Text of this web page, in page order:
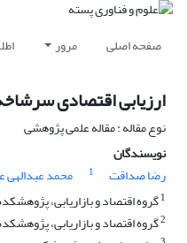
صفحه اصلی مرور
ارزیابی اقتصادی
نوع مقاله : مقاله علمی پژوهشی
نویسندگان
رضا صداقت
1 محمد عبدالهی
1گروه اقتصاد و بازاریابی،
2گروه اقتصاد و بازاریابی،